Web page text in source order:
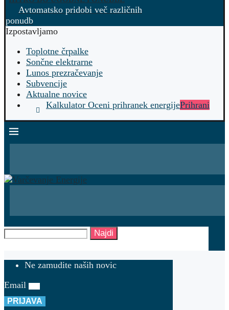
Avtomatsko pridobi več različnih
ponudb
Izpostavljamo
Toplotne črpalke
Sončne elektrarne
Lunos prezračevanje
Subvencije
Aktualne novice
Kalkulator Oceni prihranek energijePrihrani
Najdi
Ne zamudite naših novic
Email
PRIJAVA